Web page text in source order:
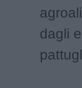
dagli